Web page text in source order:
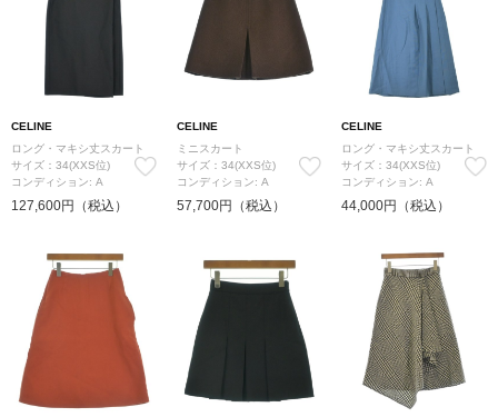
CELINE
ロング・マキシ丈スカート
サイズ：34(XXS位)
コンディション: A
127,600円（税込）
CELINE
ミニスカート
サイズ：34(XXS位)
コンディション: A
57,700円（税込）
CELINE
ロング・マキシ丈スカート
サイズ：34(XXS位)
コンディション: A
44,000円（税込）